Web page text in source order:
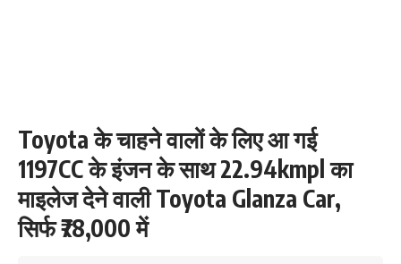
Toyota के चाहने वालों के लिए आ गई
1197CC के इंजन के साथ 22.94kmpl का
माइलेज देने वाली Toyota Glanza Car,
सिर्फ ₹78,000 में